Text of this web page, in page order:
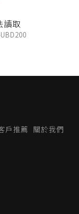
讀取
戶推薦
關於我們